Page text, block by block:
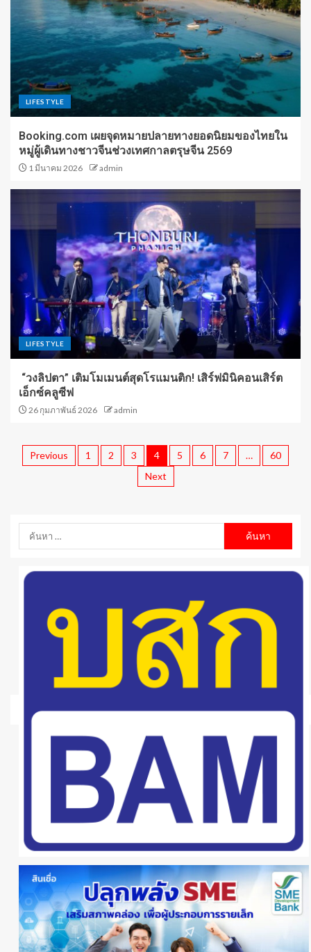
LIFESTYLE
Booking.com เผยจุดหมายปลายทางยอดนิยมของไทยใน
หมู่ผู้เดินทางชาวจีนช่วงเทศกาลตรุษจีน 2569
1 มีนาคม 2026 admin
LIFESTYLE
“วงลิปตา” เติมโมเมนต์สุดโรแมนติก! เสิร์ฟมินิคอนเสิร์ต
เอ็กซ์คลูซีฟ
26 กุมภาพันธ์ 2026 admin
Previous 1 2 3 4 5 6 7 …
60
Next